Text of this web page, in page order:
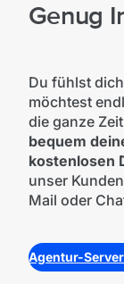
Genug
Du fühlst
möchtest
die ganze
bequem
kostenlosen
unser
Mail oder
Agentur-